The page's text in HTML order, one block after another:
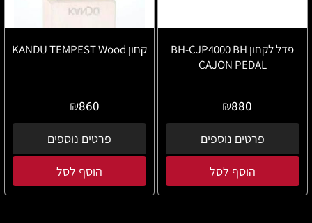
פדל לקחון BH-CJP4000 BH
CAJON PEDAL
₪880
פרטים נוספים
הוסף לסל
קחון KANDU TEMPEST Wood
₪860
פרטים נוספים
הוסף לסל